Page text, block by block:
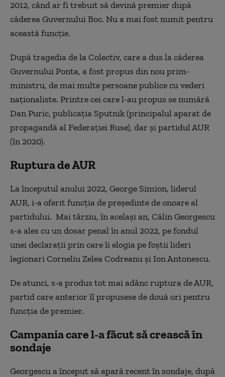
2012, când ar fi trebuit să devină premier după
căderea Guvernului Boc. Nu a mai fost numit pentru
această funcție.
După tragedia de la Colectiv, care a dus la căderea
Guvernului Ponta, a fost propus din nou prim-
ministru, de mai multe persoane publice cu vederi
naţionaliste. Printre cei care l-au propus se numără
Dan Puric, publicația Sputnik (principalul aparat de
propagandă al Federației Ruse), dar și partidul AUR
(în 2020).
Ruptura de AUR
La începutul anului 2022, George Simion, liderul
AUR, i-a oferit funcţia de preşedinte de onoare al
partidului. Mai târziu, în același an, Călin Georgescu
s-a ales cu un dosar penal în anul 2022, pe fondul
unei declarații prin care îi elogia pe foștii lideri
legionari Corneliu Zelea Codreanu și Ion Antonescu.
De atunci, s-a produs tot mai adânc ruptura de AUR,
partid care anterior îl propusese de două ori pentru
funcția de premier.
Campania care l-a făcut să crească în
sondaje
Georgescu a început să apară recent în sondaje, după